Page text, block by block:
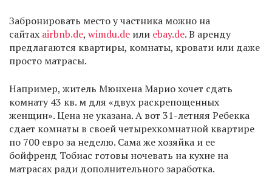
Забронировать место у частника можно на
сайтах airbnb.de, wimdu.de или ebay.de. В аренду
предлагаются квартиры, комнаты, кровати или даже
просто матрасы.
Например, житель Мюнхена Марио хочет сдать
комнату 43 кв. м для «двух раскрепощенных
женщин». Цена не указана. А вот 31-летняя Ребекка
сдает комнаты в своей четырехкомнатной квартире
по 700 евро за неделю. Сама же хозяйка и ее
бойфренд Тобиас готовы ночевать на кухне на
матрасах ради дополнительного заработка.